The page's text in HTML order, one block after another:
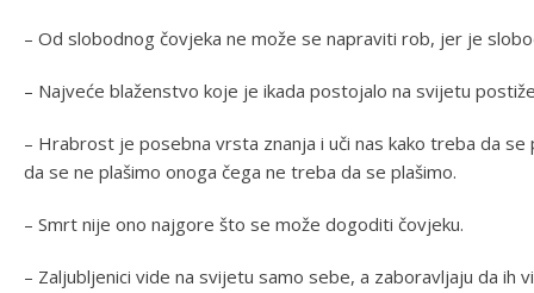
– Od slobodnog čovjeka ne može se napraviti rob, jer je
– Najveće blaženstvo koje je ikada postojalo na svijetu
– Hrabrost je posebna vrsta znanja i uči nas kako treba da
da se ne plašimo onoga čega ne treba da se plašimo.
– Smrt nije ono najgore što se može dogoditi čovjeku.
– Zaljubljenici vide na svijetu samo sebe, a zaboravljaju da ih